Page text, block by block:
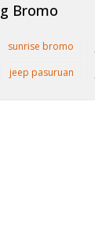
Bromo
sunrise bromo
jeep pasuruan